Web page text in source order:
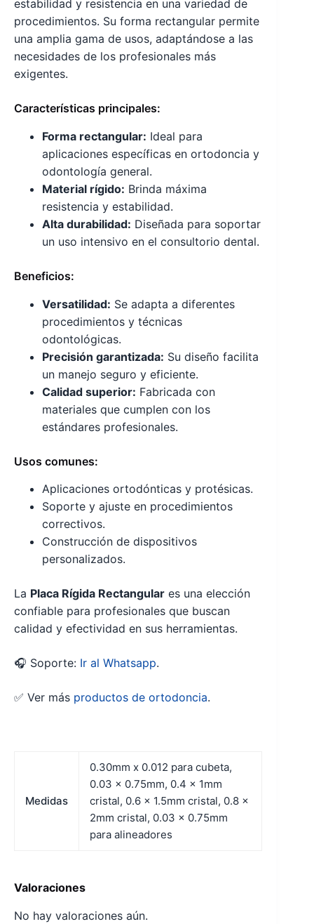
estabilidad y resistencia en una variedad de
procedimientos. Su forma rectangular permite
una amplia gama de usos, adaptándose a las
necesidades de los profesionales más
exigentes.
Características principales:
Forma rectangular: Ideal para
aplicaciones específicas en ortodoncia y
odontología general.
Material rígido: Brinda máxima
resistencia y estabilidad.
Alta durabilidad: Diseñada para soportar
un uso intensivo en el consultorio dental.
Beneficios:
Versatilidad: Se adapta a diferentes
procedimientos y técnicas
odontológicas.
Precisión garantizada: Su diseño facilita
un manejo seguro y eficiente.
Calidad superior: Fabricada con
materiales que cumplen con los
estándares profesionales.
Usos comunes:
Aplicaciones ortodónticas y protésicas.
Soporte y ajuste en procedimientos
correctivos.
Construcción de dispositivos
personalizados.
La Placa Rígida Rectangular es una elección
confiable para profesionales que buscan
calidad y efectividad en sus herramientas.
🎧 Soporte: Ir al Whatsapp.
✅ Ver más productos de ortodoncia.
Medidas
0.30mm x 0.012 para cubeta,
0.03 x 0.75mm, 0.4 x 1mm
cristal, 0.6 x 1.5mm cristal, 0.8 x
2mm cristal, 0.03 x 0.75mm
para alineadores
Valoraciones
No hay valoraciones aún.